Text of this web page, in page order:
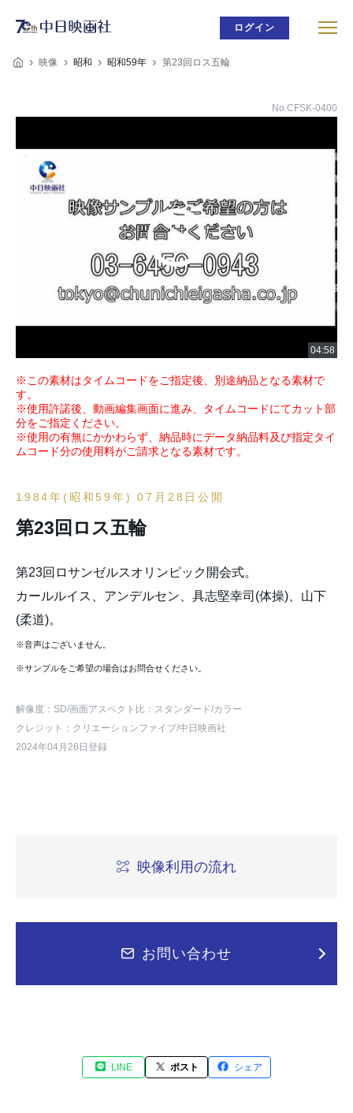
ログイン
映像 昭和 昭和59年 第23回ロス五輪
No.CFSK-0400
※この素材はタイムコードをご指定後、別途納品となる素材で
す。
※使用許諾後、動画編集画面に進み、タイムコードにてカット部
分をご指定ください。
※使用の有無にかかわらず、納品時にデータ納品料及び指定タイ
ムコード分の使用料がご請求となる素材です。
1984年(昭和59年) 07月28日公開
第23回ロス五輪
第23回ロサンゼルスオリンピック開会式。
カールルイス、アンデルセン、具志堅幸司(体操)、山下
(柔道)。
※音声はございません。
※サンプルをご希望の場合はお問合せください。
解像度：SD/画面アスペクト比：スタンダード/カラー
クレジット：クリエーションファイブ/中日映画社
2024年04月26日登録
映像利用の流れ
お問い合わせ
LINE ポスト シェア